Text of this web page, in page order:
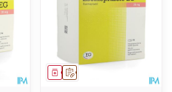
Op voorschrift
Geneesmiddel